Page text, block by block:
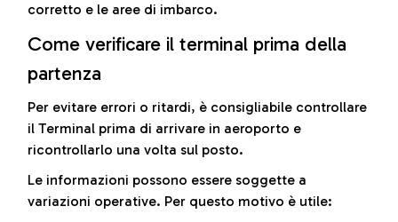
corretto e le aree di imbarco.
Come verificare il terminal prima della
partenza
Per evitare errori o ritardi, è consigliabile controllare
il Terminal prima di arrivare in aeroporto e
ricontrollarlo una volta sul posto.
Le informazioni possono essere soggette a
variazioni operative. Per questo motivo è utile: